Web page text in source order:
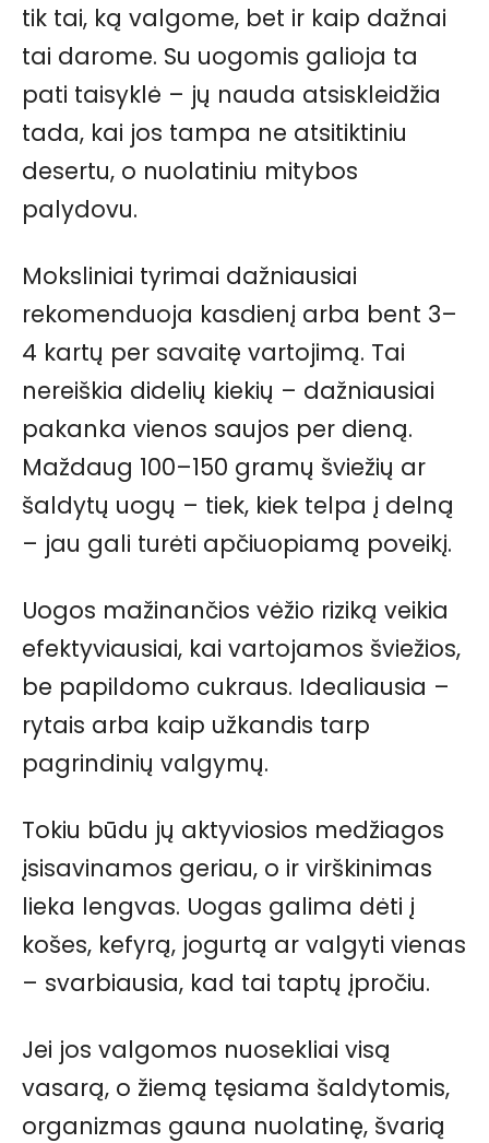
tik tai, ką valgome, bet ir kaip dažnai
tai darome. Su uogomis galioja ta
pati taisyklė – jų nauda atsiskleidžia
tada, kai jos tampa ne atsitiktiniu
desertu, o nuolatiniu mitybos
palydovu.
Moksliniai tyrimai dažniausiai
rekomenduoja kasdienį arba bent 3–
4 kartų per savaitę vartojimą. Tai
nereiškia didelių kiekių – dažniausiai
pakanka vienos saujos per dieną.
Maždaug 100–150 gramų šviežių ar
šaldytų uogų – tiek, kiek telpa į delną
– jau gali turėti apčiuopiamą poveikį.
Uogos mažinančios vėžio riziką veikia
efektyviausiai, kai vartojamos šviežios,
be papildomo cukraus. Idealiausia –
rytais arba kaip užkandis tarp
pagrindinių valgymų.
Tokiu būdu jų aktyviosios medžiagos
įsisavinamos geriau, o ir virškinimas
lieka lengvas. Uogas galima dėti į
košes, kefyrą, jogurtą ar valgyti vienas
– svarbiausia, kad tai taptų įpročiu.
Jei jos valgomos nuosekliai visą
vasarą, o žiemą tęsiama šaldytomis,
organizmas gauna nuolatinę, švarią